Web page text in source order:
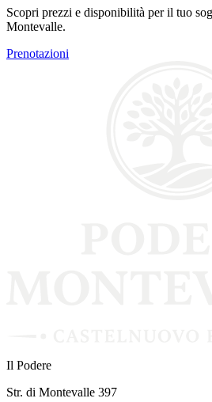
Scopri prezzi e disponibilità per il tuo
Montevalle.
Prenotazioni
Il Podere
Str. di Montevalle 397